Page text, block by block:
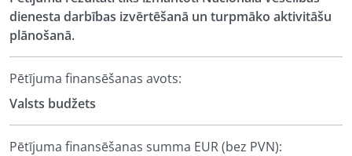
dienesta darbības izvērtēšanā un turpmāko aktivitāšu
plānošanā.
Pētījuma finansēšanas avots:
Valsts budžets
Pētījuma finansēšanas summa EUR (bez PVN):